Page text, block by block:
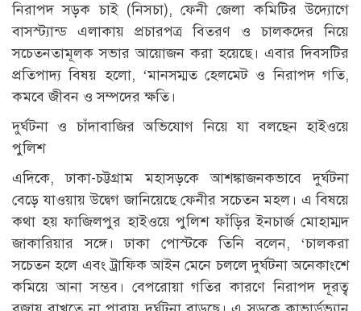
নিরাপদ সড়ক চাই (নিসচা), ফেনী জেলা কমিটির উদ্যোগে
বাসস্ট্যান্ড এলাকায় প্রচারপত্র বিতরণ ও চালকদের নিয়ে
সচেতনতামূলক সভার আয়োজন করা হয়েছে। এবার দিবসটির
প্রতিপাদ্য বিষয় হলো, ‘মানসম্মত হেলমেট ও নিরাপদ গতি,
কমবে জীবন ও সম্পদের ক্ষতি।
দুর্ঘটনা ও চাঁদাবাজির অভিযোগ নিয়ে যা বলছেন হাইওয়ে
পুলিশ
এদিকে, ঢাকা-চট্টগ্রাম মহাসড়কে আশঙ্কাজনকভাবে দুর্ঘটনা
বেড়ে যাওয়ায় উদ্বেগ জানিয়েছে ফেনীর সচেতন মহল। এ বিষয়ে
কথা হয় ফাজিলপুর হাইওয়ে পুলিশ ফাঁড়ির ইনচার্জ মোহাম্মদ
জাকারিয়ার সঙ্গে। ঢাকা পোস্টকে তিনি বলেন, ‘চালকরা
সচেতন হলে এবং ট্রাফিক আইন মেনে চললে দুর্ঘটনা অনেকাংশে
কমিয়ে আনা সম্ভব। বেপরোয়া গতির কারণে নিরাপদ দূরত্ব